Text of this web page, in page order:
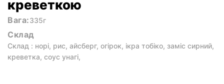
креветкою
Вага:335г
Склад
Склад : норі, рис, айсберг, огірок, ікра тобіко, заміс сирний,
креветка, соус унагі,